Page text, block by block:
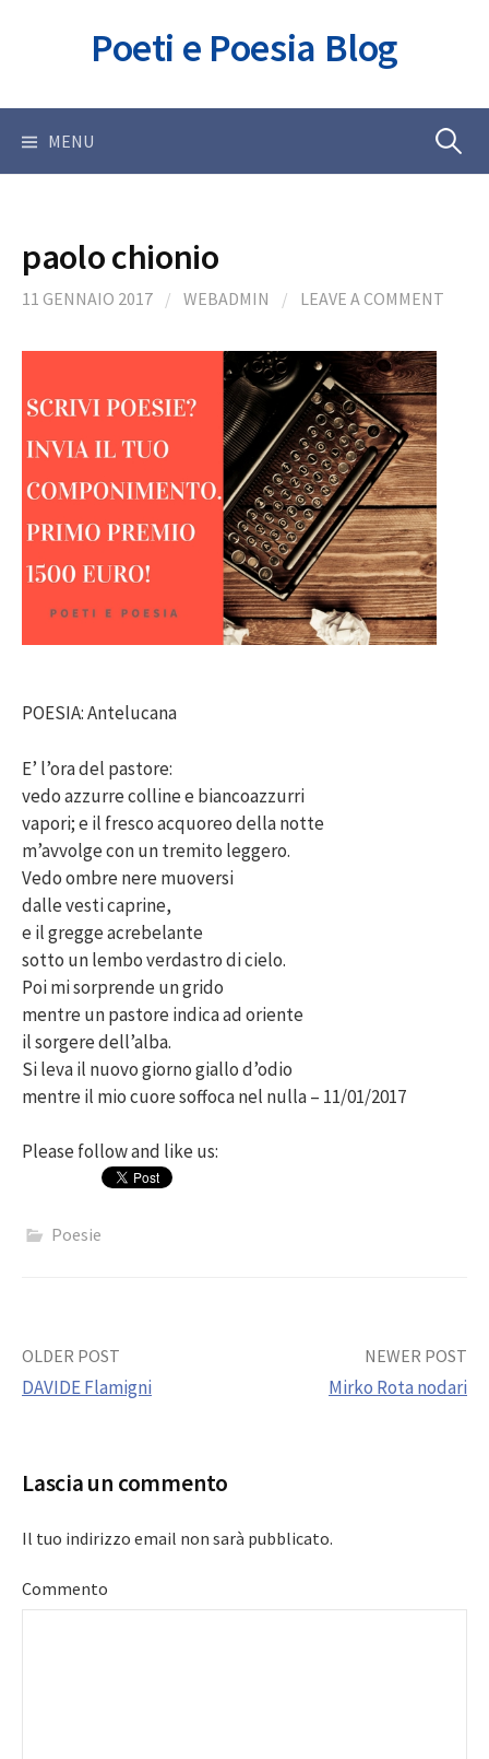
Poeti e Poesia Blog
MENU Ricerca
paolo chionio
11 GENNAIO 2017 / WEBADMIN / LEAVE A COMMENT
POESIA: Antelucana
E’ l’ora del pastore:
vedo azzurre colline e biancoazzurri
vapori; e il fresco acquoreo della notte
m’avvolge con un tremito leggero.
Vedo ombre nere muoversi
dalle vesti caprine,
e il gregge acrebelante
sotto un lembo verdastro di cielo.
Poi mi sorprende un grido
mentre un pastore indica ad oriente
il sorgere dell’alba.
Si leva il nuovo giorno giallo d’odio
mentre il mio cuore soffoca nel nulla – 11/01/2017
Please follow and like us:
Poesie
Post
OLDER POST
DAVIDE Flamigni
NEWER POST
Mirko Rota nodari
Lascia un commento
Il tuo indirizzo email non sarà pubblicato.
Commento